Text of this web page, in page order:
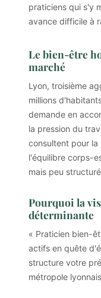
praticiens qui s'y
avance difficile à
Le bien-être
marché
Lyon, troisième
millions
demande en
la pression du
consultent pour
l'équilibre corps-
mais peu
Pourquoi la
déterminante
« Praticien bien-
actifs en quête
structure votre
métropole